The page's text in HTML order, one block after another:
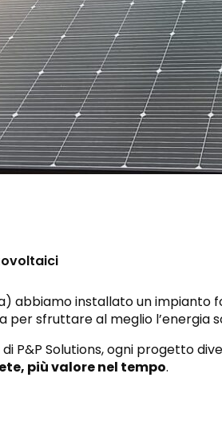
abbiamo installato un impianto
per sfruttare al meglio l’energia
di P&P Solutions, ogni progetto
più valore nel tempo.